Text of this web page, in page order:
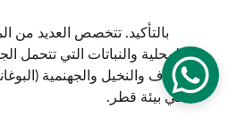
بالتأكيد. تتخصص العديد
المحلية والنباتات التي تتحمل
الغاف والنخيل والجهنمية
في بيئة قطر.